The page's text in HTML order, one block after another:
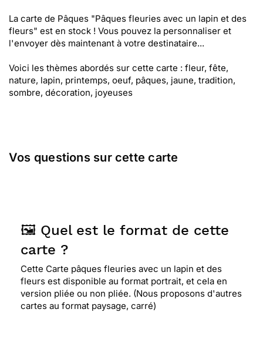
La carte de Pâques "Pâques fleuries avec un lapin et des
fleurs" est en stock ! Vous pouvez la personnaliser et
l'envoyer dès maintenant à votre destinataire...
Voici les thèmes abordés sur cette carte : fleur, fête,
nature, lapin, printemps, oeuf, pâques, jaune, tradition,
sombre, décoration, joyeuses
Vos questions sur cette carte
🖼️ Quel est le format de cette
carte ?
Cette Carte pâques fleuries avec un lapin et des
fleurs est disponible au format portrait, et cela en
version pliée ou non pliée. (Nous proposons d'autres
cartes au format paysage, carré)